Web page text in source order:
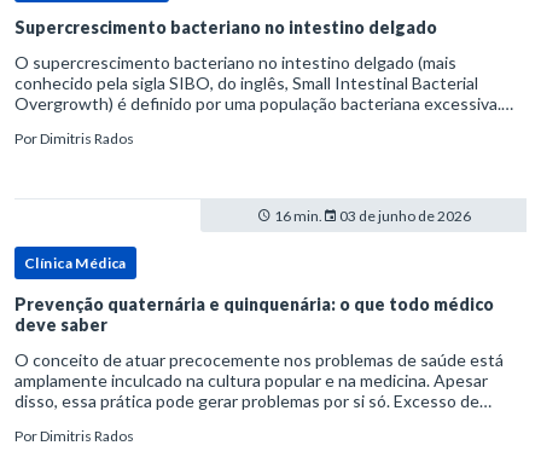
Supercrescimento bacteriano no intestino delgado
O supercrescimento bacteriano no intestino delgado (mais
conhecido pela sigla SIBO, do inglês, Small Intestinal Bacterial
Overgrowth) é definido por uma população bacteriana excessiva.
PorDimitris Rados
16 min. 03 de junho de 2026
Clínica Médica
Prevenção quaternária e quinquenária: o que todo médico
deve saber
O conceito de atuar precocemente nos problemas de saúde está
amplamente inculcado na cultura popular e na medicina. Apesar
disso, essa prática pode gerar problemas por si só. Excesso de
PorDimitris Rados